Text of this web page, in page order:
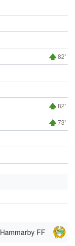
82'
82'
73'
Hammarby FF